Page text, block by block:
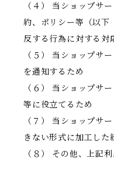
（４） 当ショップサ
約、ポリシー等（以下
反する行為に対する対
（５） 当ショップサ
を通知するため
（６） 当ショップサ
等に役立てるため
（７） 当ショップサ
きない形式に加工した
（８） その他、上記